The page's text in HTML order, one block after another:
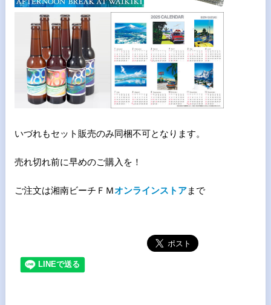
いづれもセット販売のみ同梱不可となります。
売れ切れ前に早めのご購入を！
ご注文は湘南ビーチＦＭオンラインストアまで